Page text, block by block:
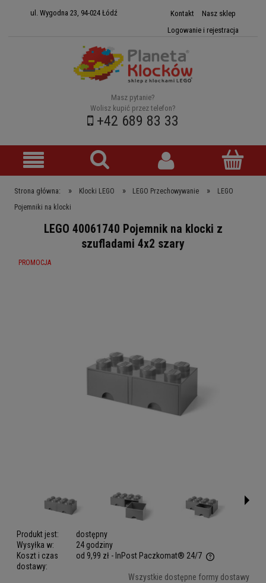
ul. Wygodna 23, 94-024 Łódź Kontakt
Nasz sklep
Logowanie i rejestracja
Masz pytanie?
Wolisz kupić przez telefon?
+42 689 83 33
Strona główna: » Klocki LEGO » LEGO Przechowywanie »
LEGO
Pojemniki na klocki
LEGO 40061740 Pojemnik na klocki z
szufladami 4x2 szary
PROMOCJA
Produkt jest:
dostępny
Wysyłka w:
24 godziny
Koszt i czas
dostawy:
od 9,99 zł - InPost Paczkomat® 24/7
Cena nie zawiera ewentualnych kosztów płatności
Wszystkie dostępne formy dostawy